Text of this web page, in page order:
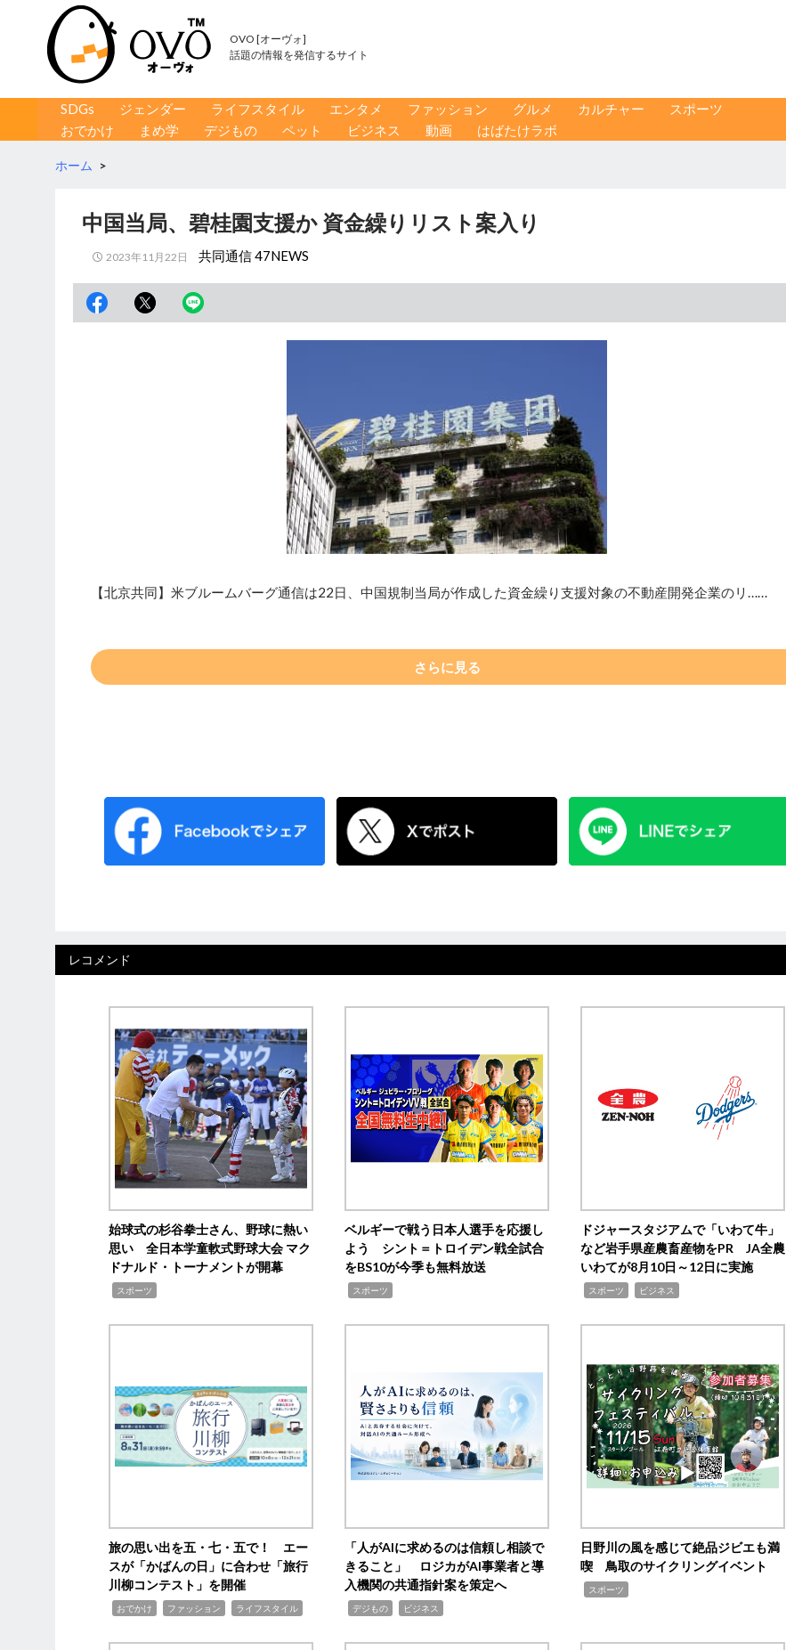
OVO [オーヴォ]
話題の情報を発信するサイト
コンテンツへ移動
SDGs ジェンダー ライフスタイル エンタメ ファッション グルメ カルチャー
スポーツ
おでかけ
まめ学 デジもの ペット ビジネス 動画 はばたけラボ
ホーム >
中国当局、碧桂園支援か 資金繰りリスト案入り
2023年11月22日 共同通信 47NEWS
【北京共同】米ブルームバーグ通信は22日、中国規制当局が作成した資金繰り支援対象の不動産開発企業のリ……
さらに見る
レコメンド
始球式の杉谷拳士さん、野球に熱い
思い 全日本学童軟式野球大会 マク
ドナルド・トーナメントが開幕
スポーツ
ベルギーで戦う日本人選手を応援し
よう シント＝トロイデン戦全試合
をBS10が今季も無料放送
スポーツ
ドジャースタジアムで「いわて牛」
など岩手県産農畜産物をPR JA全農
いわてが8月10日～12日に実施
スポーツ ビジネス
旅の思い出を五・七・五で！ エー
スが「かばんの日」に合わせ「旅行
川柳コンテスト」を開催
おでかけ ファッション ライフスタイル
「人がAIに求めるのは信頼し相談で
きること」 ロジカがAI事業者と導
入機関の共通指針案を策定へ
デジもの ビジネス
日野川の風を感じて絶品ジビエも満
喫 鳥取のサイクリングイベント
スポーツ